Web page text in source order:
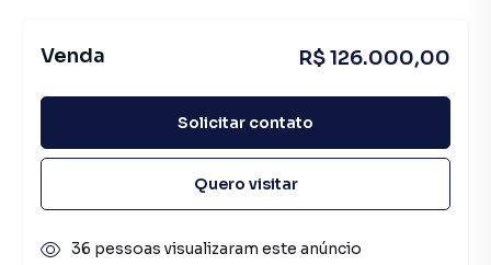
Venda R$ 126.000,00
Solicitar contato
Quero visitar
36 pessoas visualizaram este anúncio